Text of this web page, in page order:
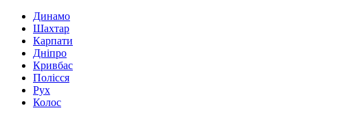
Динамо
Шахтар
Карпати
Дніпро
Кривбас
Полісся
Рух
Колос